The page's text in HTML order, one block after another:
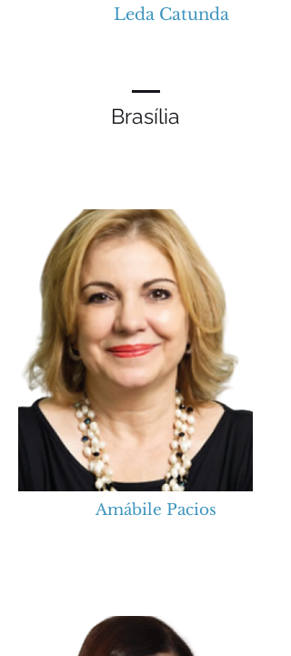
Leda Catunda
Brasília
Amábile Pacios